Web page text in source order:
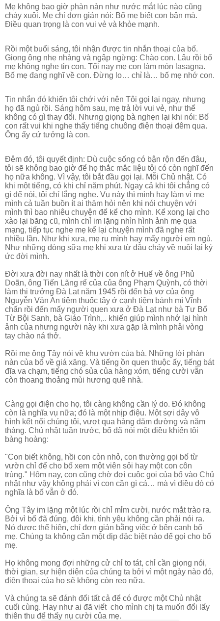
Mẹ không bao giờ phàn nàn như nước mắt lúc nào cũng
chảy xuôi. Mẹ chỉ đơn giản nói: Bố mẹ biết con bận mà.
Điều quan trọng là con vui vẻ và khỏe mạnh.
Rồi một buổi sáng, tôi nhận được tin nhắn thoại của bố.
Giọng ông nhẹ nhàng và ngập ngừng: Chào con. Lâu rồi bố
mẹ không nghe tin con. Tối nay mẹ con làm món lasagna.
Bố mẹ đang nghĩ về con. Đừng lo… chỉ là… bố mẹ nhớ con.
Tin nhắn đó khiến tôi chới với nên Tôi gọi lại ngay, nhưng
họ đã ngủ rồi. Sáng hôm sau, mẹ trả lời vui vẻ, như thể
không có gì thay đổi. Nhưng giọng bà nghẹn lại khi nói: Bố
con rất vui khi nghe thấy tiếng chuông điện thoại đêm qua.
Ông ấy cứ tưởng là con.
Đêm đó, tôi quyết định: Dù cuộc sống có bận rộn đến đâu,
tôi sẽ không bao giờ để họ thắc mắc liệu tôi có còn nghĩ đến
họ nữa không. Vì vậy, tôi bắt đầu gọi lại. Mỗi Chủ nhật. Có
khi một tiếng, có khi chỉ năm phút. Ngay cả khi tôi chẳng có
gì để nói, tôi chỉ lắng nghe. Vụ này thì mình hay làm vì mẹ
mình cả tuần buồn ít ai thăm hỏi nên khi nói chuyện với
mình thì bao nhiêu chuyện để kể cho mình. Kể xong lại cho
xào lại băng cũ, mình chỉ im lặng nhìn hình ảnh mẹ qua
mạng, tiếp tục nghe mẹ kể lại chuyện mình đã nghe rất
nhiều lần. Như khi xưa, mẹ ru mình hay mấy người em ngủ.
Như những dòng sữa mẹ khi xưa từ đâu chảy về nuôi lại ký
ức đời mình.
Đời xưa đời nay nhất là thời con nít ở Huế về ông Phủ
Doãn, ông Tiến Lãng rể của của ông Phạm Quỳnh, có thời
làm thị trưởng Đà Lạt năm 1945 rồi đến bà vợ của ông
Nguyễn Văn An tiệm thuốc tây ở cạnh tiệm bánh mì Vĩnh
chấn rồi đến mấy người quen xưa ở Đà Lạt như bà Tư Bổ
Từ Bội Sanh, bà Giáo Trình,.. khiến giúp mình nhớ lại hình
ảnh của nhưng người này khi xưa gặp là mình phải vòng
tay chào ná thở.
Rồi mẹ ông Tây nói về khu vườn của bà. Những lời phàn
nàn của bố về giá xăng. Và tiếng ồn quen thuộc ấy, tiếng bát
đĩa va chạm, tiếng chó sủa của hàng xóm, tiếng cười vẫn
còn thoang thoảng mùi hương quê nhà.
Càng gọi điện cho họ, tôi càng không cần lý do. Đó không
còn là nghĩa vụ nữa; đó là một nhịp điệu. Một sợi dây vô
hình kết nối chúng tôi, vượt qua hàng dặm đường và năm
tháng. Chủ nhật tuần trước, bố đã nói một điều khiến tôi
bàng hoàng:
"Con biết không, hồi con còn nhỏ, con thường gọi bố từ
vườn chỉ để cho bố xem một viên sỏi hay một con côn
trùng." Hôm nay, con cũng chờ đợi cuộc gọi của bố vào Chủ
nhật như vậy không phải vì con cần gì cả… mà vì điều đó có
nghĩa là bố vẫn ở đó.
Ông Tây im lặng một lúc rồi chỉ mỉm cười, nước mắt trào ra.
Bởi vì bố đã đúng, đôi khi, tình yêu không cần phải nói ra.
Nó được thể hiện, chỉ đơn giản bằng việc ở bên cạnh bố
mẹ. Chúng ta không cần một dịp đặc biệt nào để gọi cho bố
mẹ.
Họ không mong đợi những cử chỉ to tát, chỉ cần giọng nói,
thời gian, sự hiện diện của chúng ta bởi vì một ngày nào đó,
điện thoại của họ sẽ không còn reo nữa.
Và chúng ta sẽ đánh đổi tất cả để có được một Chủ nhật
cuối cùng. Hay như ai đã viết cho mình chị ta muốn đổi lấy
thiên thu để thấy nụ cười của mẹ.